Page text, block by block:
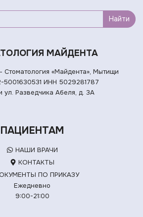
Найти
МАЙДЕНТА
5001630531 ИНН 5029281787
ул. Разведчика Абеля, д. 3А
ПАЦИЕНТАМ
НАШИ ВРАЧИ
КОНТАКТЫ
ПО ПРИКАЗУ
Ежедневно
9:00-21:00